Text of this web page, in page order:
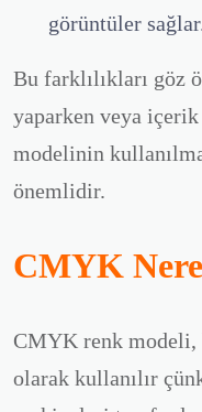
görüntüler
Bu farklılıkları göz
yaparken veya
modelinin
önemlidir.
CMYK
CMYK renk modeli,
olarak kullanılır